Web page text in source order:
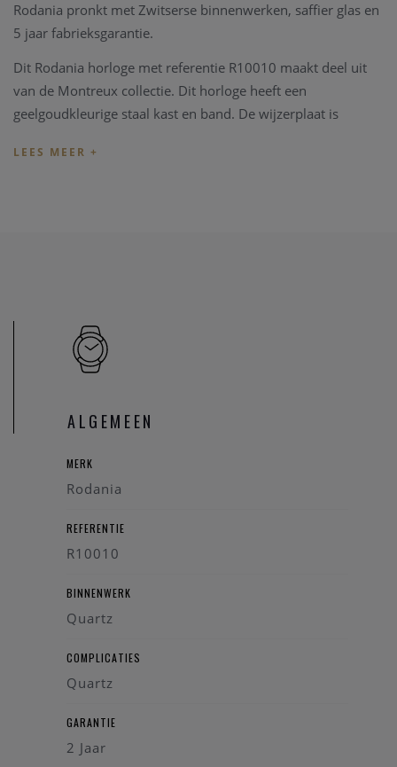
Rodania pronkt met Zwitserse binnenwerken, saffier glas en
5 jaar fabrieksgarantie.
Dit Rodania horloge met referentie R10010 maakt deel uit
van de Montreux collectie. Dit horloge heeft een
geelgoudkleurige staal kast en band. De wijzerplaat is
nieuwe armband voor het horloge.
Heeft u verdere vragen kan u steeds
ALGEMEEN
MERK
Rodania
REFERENTIE
R10010
BINNENWERK
Quartz
COMPLICATIES
Quartz
GARANTIE
2 Jaar